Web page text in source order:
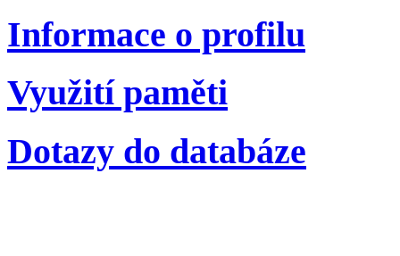
Informace o profilu
Využití paměti
Dotazy do databáze